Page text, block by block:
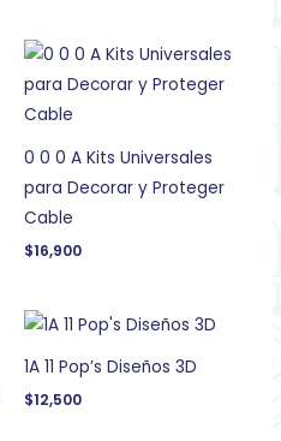
0 0 0 A Kits Universales
para Decorar y Proteger
Cable
$16,900
1A 11 Pop’s Diseños 3D
$12,500